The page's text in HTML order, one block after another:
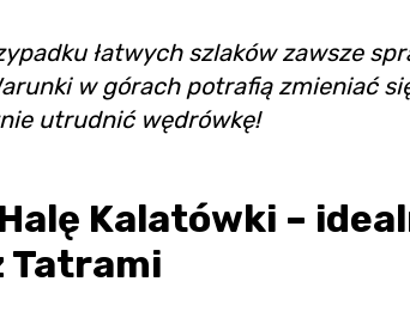
łatwych szlaków zawsze
w górach potrafią zmieniać
utrudnić wędrówkę!
Kalatówki –
Tatrami